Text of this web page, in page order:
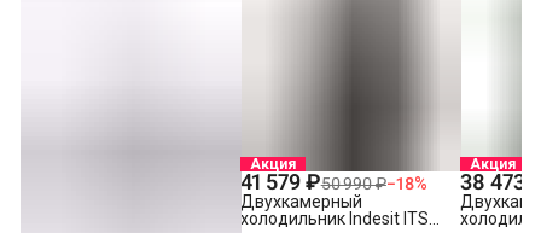
Акция
41 579 ₽50 990 ₽−18%
Двухкамерный
холодильник Indesit ITS
Акция
38 473